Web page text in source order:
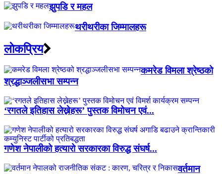
झुपडि र महल
थरीथरीका जिम्मालहरू
लाेकप्रिय
कमरेड विमला श्रेष्ठको
श्रद्धाञ्जलीसभा सम्पन्न
‘रगतले इतिहास लेख्नेहरू’ पुस्तक विमोचन एवं...
गणेश नेपालीको हत्यारो सरकारका विरुद्ध संघर्ष...
वर्तमान